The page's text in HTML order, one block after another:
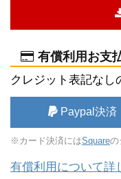
有償利用お支
クレジット表記なし
Paypal決済
※カード決済にはSquareの
有償利用について詳